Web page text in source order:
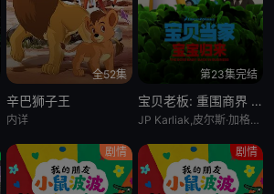
全52集
辛巴狮子王
内详
第23集完结
宝贝老板: 重围商界 第二季
JP Karliak,皮尔斯·加格农,凯文·迈克尔·理查德森,Alex Cazares
剧情 剧情